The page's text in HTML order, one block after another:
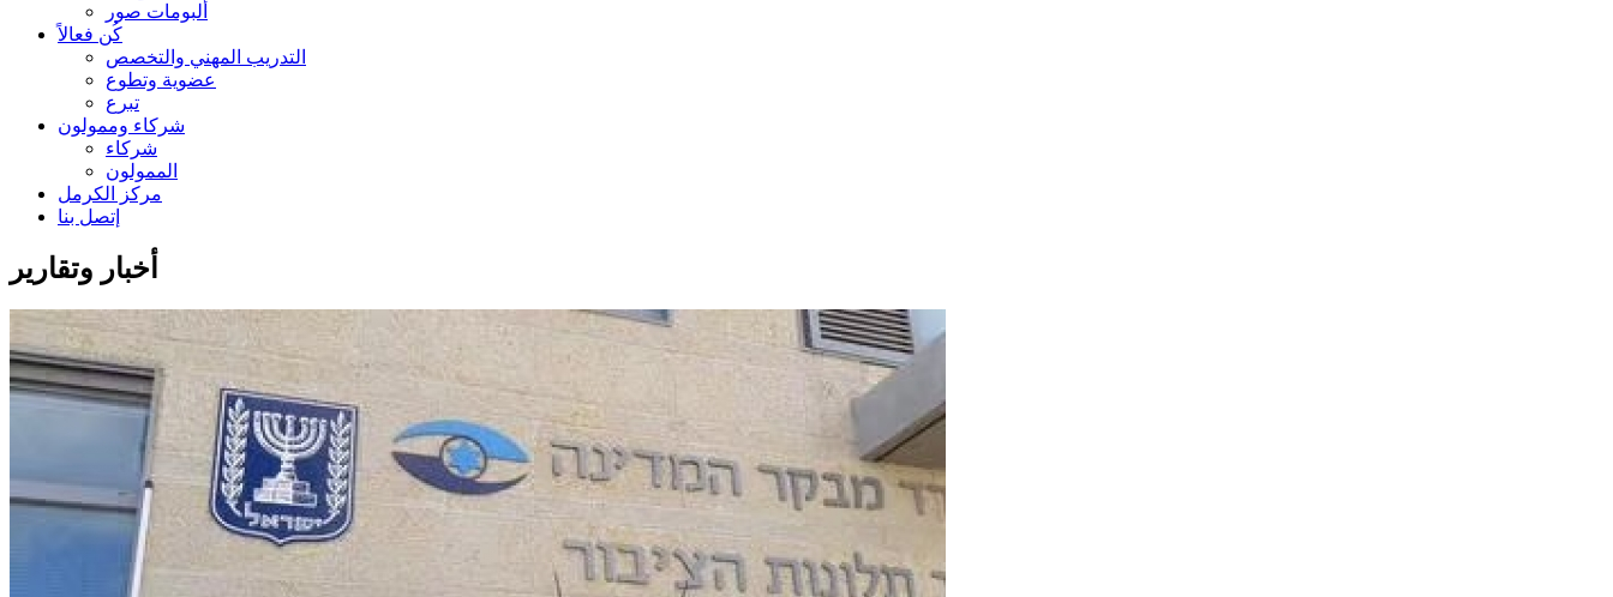
ألبومات صور
كُن فعالاً
التدريب المهني والتخصص
عضوية وتطوع
تبرع
شركاء وممولون
شركاء
الممولون
مركز الكرمل
إتصل بنا
أخبار وتقارير